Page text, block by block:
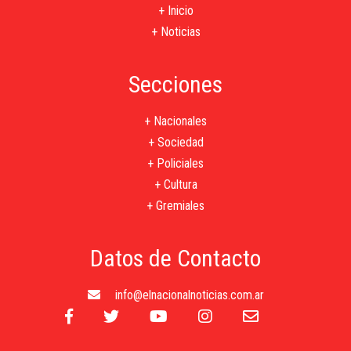
+ Inicio
+ Noticias
Secciones
+ Nacionales
+ Sociedad
+ Policiales
+ Cultura
+ Gremiales
Datos de Contacto
info@elnacionalnoticias.com.ar